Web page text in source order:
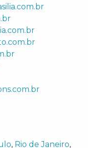
, Rio de Janeiro,